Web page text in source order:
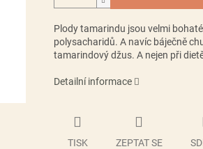
Plody tamarindu jsou velmi
polysacharidů. A navíc báječně
tamarindový džus. A nejen při
Detailní informace
TISK ZEPTAT SE